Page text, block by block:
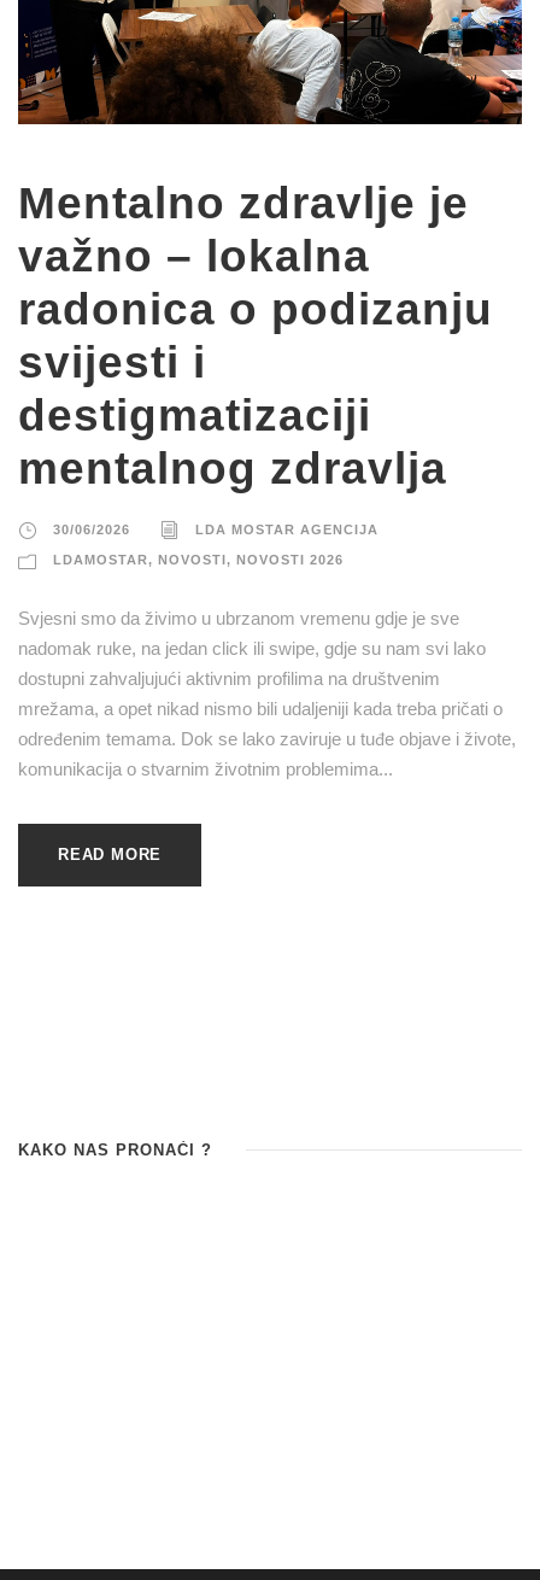
Mentalno zdravlje je
važno – lokalna
radonica o podizanju
svijesti i
destigmatizaciji
mentalnog zdravlja
30/06/2026 LDA MOSTAR AGENCIJA
LDAMOSTAR, NOVOSTI, NOVOSTI 2026
Svjesni smo da živimo u ubrzanom vremenu gdje je sve
nadomak ruke, na jedan click ili swipe, gdje su nam svi lako
dostupni zahvaljujući aktivnim profilima na društvenim
mrežama, a opet nikad nismo bili udaljeniji kada treba pričati o
određenim temama. Dok se lako zaviruje u tuđe objave i živote,
komunikacija o stvarnim životnim problemima...
READ MORE
KAKO NAS PRONAĆI ?